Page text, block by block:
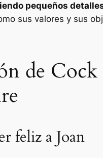
pequeños
sus valores y sus
de Cock
feliz a Joan